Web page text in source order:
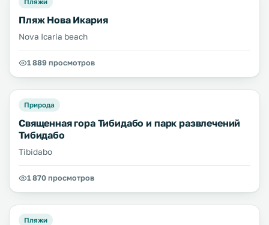
Пляжи
Пляж Нова Икария
Nova Icaria beach
1 889 просмотров
Природа
Священная гора Тибидабо и парк развлечений
Тибидабо
Tibidabo
1 870 просмотров
Пляжи